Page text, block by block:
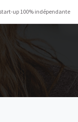
up 100% indépendante